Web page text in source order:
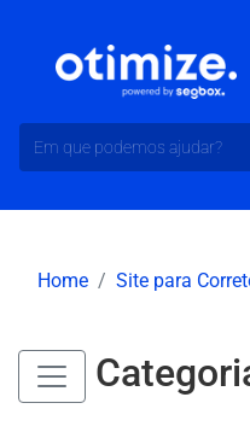
Home Site para